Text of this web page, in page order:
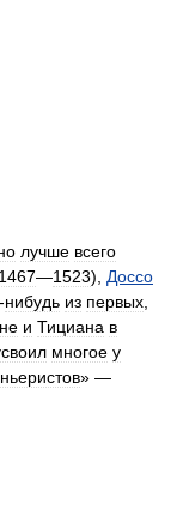
лучше всего
1467—1523), Доссо
-нибудь из первых
и Тициана в
многое у
» —